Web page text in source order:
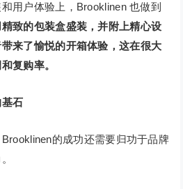
用户体验上，Brooklinen 也做到
致的包装盒盛装，并附上精心设
来了愉悦的开箱体验，这在很大
复购率。
石
的成功还需要归功于品牌